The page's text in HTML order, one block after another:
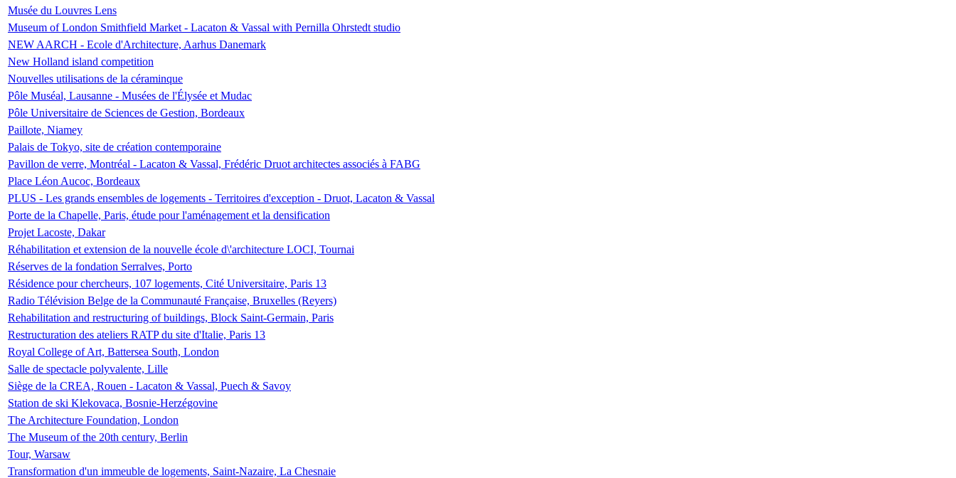
Musée du Louvres Lens
Museum of London Smithfield Market - Lacaton & Vassal with Pernilla Ohrstedt studio
NEW AARCH - Ecole d'Architecture, Aarhus Danemark
New Holland island competition
Nouvelles utilisations de la céraminque
Pôle Muséal, Lausanne - Musées de l'Élysée et Mudac
Pôle Universitaire de Sciences de Gestion, Bordeaux
Paillote, Niamey
Palais de Tokyo, site de création contemporaine
Pavillon de verre, Montréal - Lacaton & Vassal, Frédéric Druot architectes associés à FABG
Place Léon Aucoc, Bordeaux
PLUS - Les grands ensembles de logements - Territoires d'exception - Druot, Lacaton & Vassal
Porte de la Chapelle, Paris, étude pour l'aménagement et la densification
Projet Lacoste, Dakar
Réhabilitation et extension de la nouvelle école d\'architecture LOCI, Tournai
Réserves de la fondation Serralves, Porto
Résidence pour chercheurs, 107 logements, Cité Universitaire, Paris 13
Radio Télévision Belge de la Communauté Française, Bruxelles (Reyers)
Rehabilitation and restructuring of buildings, Block Saint-Germain, Paris
Restructuration des ateliers RATP du site d'Italie, Paris 13
Royal College of Art, Battersea South, London
Salle de spectacle polyvalente, Lille
Siège de la CREA, Rouen - Lacaton & Vassal, Puech & Savoy
Station de ski Klekovaca, Bosnie-Herzégovine
The Architecture Foundation, London
The Museum of the 20th century, Berlin
Tour, Warsaw
Transformation d'un immeuble de logements, Saint-Nazaire, La Chesnaie